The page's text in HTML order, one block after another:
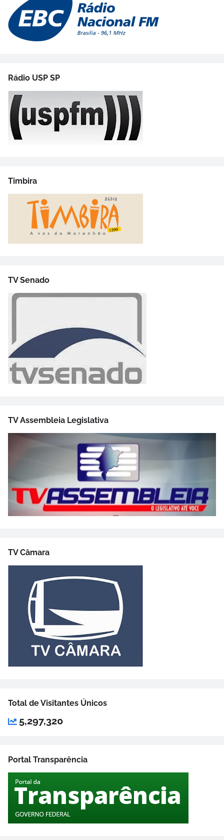
Rádio USP SP
Timbira
TV Senado
TV Assembleia Legislativa
TV Câmara
Total de Visitantes Únicos
5,297,320
Portal Transparência